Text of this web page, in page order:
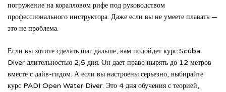
погружение на коралловом рифе под руководством
профессионального инструктора. Даже если вы не умеете плавать —
это не проблема.
Если вы хотите сделать шаг дальше, вам подойдет курс Scuba
Diver длительностью 2,5 дня. Он дает право нырять до 12 метров
вместе с дайв-гидом. А если вы настроены серьезно, выбирайте
курс PADI Open Water Diver. Это 4 дня обучения с теорией,